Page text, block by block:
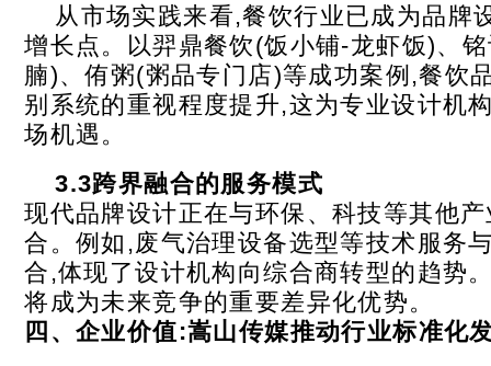
从市场实践来看,餐饮行业已成为品牌
增长点。以羿鼎餐饮(饭小铺-龙虾饭)、
腩)、侑粥(粥品专门店)等成功案例,餐饮
别系统的重视程度提升,这为专业设计机
场机遇。
3.3跨界融合的服务模式
现代品牌设计正在与环保、科技等其他
合。例如,废气治理设备选型等技术服务
合,体现了设计机构向综合商转型的趋势
将成为未来竞争的重要差异化优势。
四、企业价值:嵩山传媒推动行业标准化